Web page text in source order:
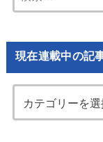
現在連載中の記